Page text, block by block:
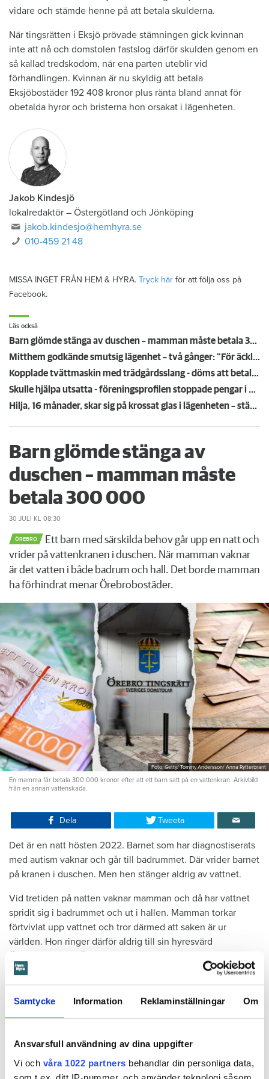
Samtycke Information Reklaminställningar Om
Ansvarsfull användning av dina uppgifter
Vi och våra 1022 partners behandlar din personliga data,
vidare och stämde henne på att betala skulderna.
När tingsrätten i Eksjö prövade stämningen gick kvinnan
inte att nå och domstolen fastslog därför skulden genom en
så kallad tredskodom, när ena parten uteblir vid
förhandlingen. Kvinnan är nu skyldig att betala
Eksjöbostäder 192 408 kronor plus ränta bland annat för
obetalda hyror och bristerna hon orsakat i lägenheten.
Jakob Kindesjö
lokalredaktör – Östergötland och Jönköping
jakob.kindesjo@hemhyra.se
010-459 21 48
MISSA INGET FRÅN HEM & HYRA. Tryck här för att följa oss på
Facebook.
Läs också
Barn glömde stänga av duschen – mamman måste betala 300 000
Mitthem godkände smutsig lägenhet – två gånger: "För äckligt för att flytta in"
Kopplade tvättmaskin med trädgårdsslang - döms att betala en miljon efter vattenskada
Skulle hjälpa utsatta - föreningsprofilen stoppade pengar i egen ficka
Hilja, 16 månader, skar sig på krossat glas i lägenheten – städmiss från tidigare hyresgäst
Barn glömde stänga av
duschen – mamman måste
betala 300 000
30 JULI KL 08:30
ÖREBRO
Ett barn med särskilda behov går upp en natt och
vrider på vattenkranen i duschen. När mamman vaknar
är det vatten i både badrum och hall. Det borde mamman
ha förhindrat menar Örebrobostäder.
Foto: Getty/ Tommy Andersson/ Anna Rytterbrant
En mamma får betala 300 000 kronor efter att ett barn satt på en vattenkran. Arkivbild
från en annan vattenskada.
Dela Tweeta
Det är en natt hösten 2022. Barnet som har diagnostiserats
med autism vaknar och går till badrummet. Där vrider barnet
på kranen i duschen. Men hen stänger aldrig av vattnet.
Vid tretiden på natten vaknar mamman och då har vattnet
spridit sig i badrummet och ut i hallen. Mamman torkar
förtvivlat upp vattnet och tror därmed att saken är ur
världen. Hon ringer därför aldrig till sin hyresvärd
Örebrobostäder, Öbo, och berättar om olyckan.
600 kronor dyrare att bo efter vattenskada i Varberg
vatten genom taket.